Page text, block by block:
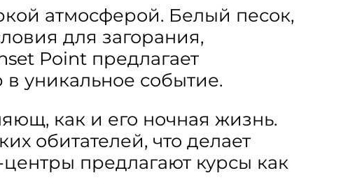
атмосферой. Белый песок,
для загорания,
Point предлагает
уникальное событие.
как и его ночная жизнь.
обитателей, что делает
предлагают курсы как